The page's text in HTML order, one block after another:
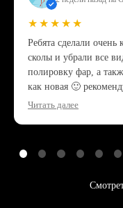
★★★★★
Ребята сделали
сколы и убрали все
полировку фар, а
как новая 🙂
Читать далее